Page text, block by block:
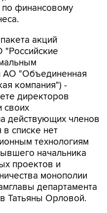
по финансовому
акций
"Российские
АО "Объединенная
компания") -
директоров
своих
действующих членов
в списке нет
технологиям
начальника
проектов и
монополии
департамента
Татьяны Орловой.